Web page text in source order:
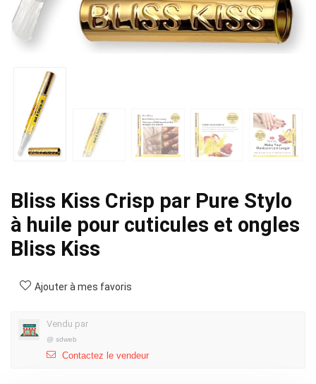
Bliss Kiss Crisp par Pure Stylo
à huile pour cuticules et ongles
Bliss Kiss
Ajouter à mes favoris
Vendu par
@ sdweb
Contactez le vendeur